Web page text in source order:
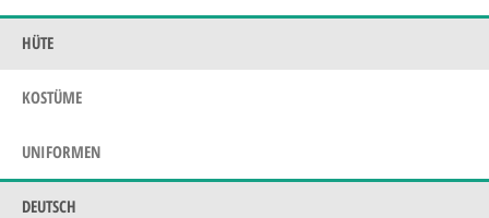
HÜTE
KOSTÜME
UNIFORMEN
DEUTSCH